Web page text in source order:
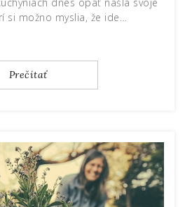
si možno myslia, že ide…
Prečítať